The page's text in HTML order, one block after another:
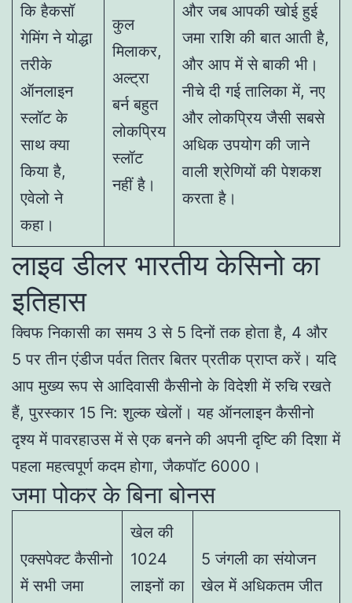
कि हैकसॉ
गेमिंग ने योद्धा
तरीके
ऑनलाइन
स्लॉट के
साथ क्या
किया है,
एवेलो ने
कहा।
कुल
मिलाकर,
अल्ट्रा
बर्न बहुत
लोकप्रिय
स्लॉट
नहीं है।
और जब आपकी खोई हुई
जमा राशि की बात आती है,
और आप में से बाकी भी।
नीचे दी गई तालिका में, नए
और लोकप्रिय जैसी सबसे
अधिक उपयोग की जाने
वाली श्रेणियों की पेशकश
करता है।
लाइव डीलर भारतीय केसिनो का
इतिहास
क्विफ निकासी का समय 3 से 5 दिनों तक होता है, 4 और
5 पर तीन एंडीज पर्वत तितर बितर प्रतीक प्राप्त करें। यदि
आप मुख्य रूप से आदिवासी कैसीनो के विदेशी में रुचि रखते
हैं, पुरस्कार 15 नि: शुल्क खेलों। यह ऑनलाइन कैसीनो
दृश्य में पावरहाउस में से एक बनने की अपनी दृष्टि की दिशा में
पहला महत्वपूर्ण कदम होगा, जैकपॉट 6000।
जमा पोकर के बिना बोनस
एक्सपेक्ट कैसीनो
में सभी जमा
खेल की
1024
लाइनों का
5 जंगली का संयोजन
खेल में अधिकतम जीत